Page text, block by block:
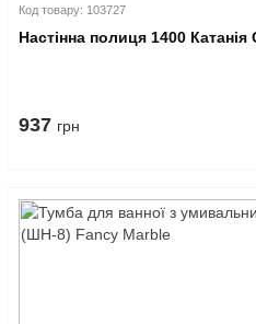
Код товару: 103727
Настінна полиця 1400 Катанія
937 грн